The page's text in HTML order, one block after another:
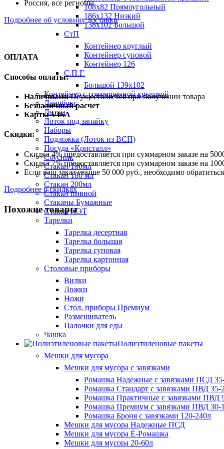
108х82 Прямоугольный
186х132 Низкий
138х102 Большой
СтП
Контейнер круглый
Контейнер суповой
Контейнер 126
С.П.Г.
Большой 139х102
Контейнер с совмещенной крышкой
Ланчбокс
Лотки
Лоток под запайку
Наборы
Подложка (Лоток из ВСП)
Посуда «Кристалл»
Соусник
Стакан 100мл
Стакан 180 мл
Стакан 200мл
Стакан пивной
Стаканы Бумажные
Стакан ПЭТ
Тарелки
Тарелка десертная
Тарелка большая
Тарелка суповая
Тарелка картонная
Столовые приборы
Вилки
Ложки
Ножи
Стол. приборы Премиум
Размешиватель
Палочки для еды
Чашка
Полиэтиленовые пакеты
Мешки для мусора
Мешки для мусора с завязками
Ромашка Надежные с завязками ПСД
Ромашка Стандарт с завязками ПВД 35-
Ромашка Практичные с завязками ПВД
Ромашка Премиум с завязками ПВД 30-
Ромашка Броня с завязками 120-240л
Мешки для мусора Надежные ПСД
Мешки для мусора Ё-Ромашка
Мешки для мусора 20-60л
Россия, все регионы
Подробнее об условиях доставки
ОПЛАТА
Способы оплаты:
НаличнымиОсуществляется при получении товара
Безналичный расчет
Карты VISA
Скидки:
Скидка 4% предоставляется при суммарном заказе на
Скидка 7% предоставляется при суммарном заказе на
Если ваш заказ свыше 50 000 руб., необходимо
Подробнее о скидках
Похожие товары